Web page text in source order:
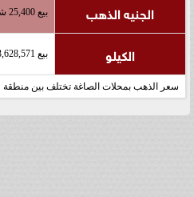
الجنيه الذهب بيع 25,400 شراء 25,800
الكيلو بيع 3,628,571 شراء 3,685,714
سعر الذهب بمحلات الصاغة تختلف بين منطقة